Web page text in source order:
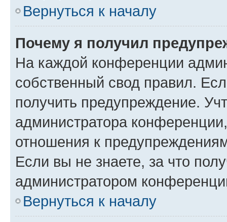
Вернуться к началу
Почему я получил
На каждой конференции
собственный свод правил.
получить предупреждение.
администратора
отношения к
Если вы не знаете, за что
администратором
Вернуться к началу